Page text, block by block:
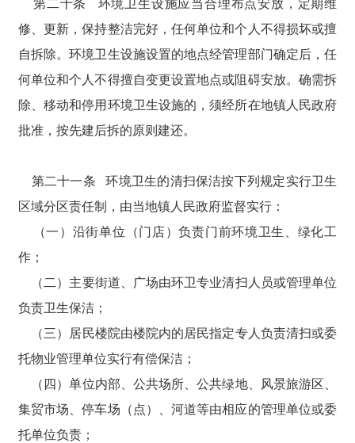
第二十条 环境卫生设施应当合理布点安放，定期维
修、更新，保持整洁完好，任何单位和个人不得损坏或擅
自拆除。环境卫生设施设置的地点经管理部门确定后，任
何单位和个人不得擅自变更设置地点或阻碍安放。确需拆
除、移动和停用环境卫生设施的，须经所在地镇人民政府
批准，按先建后拆的原则建还。
第二十一条 环境卫生的清扫保洁按下列规定实行卫生
区域分区责任制，由当地镇人民政府监督实行：
（一）沿街单位（门店）负责门前环境卫生、绿化工
作；
（二）主要街道、广场由环卫专业清扫人员或管理单位
负责卫生保洁；
（三）居民楼院由楼院内的居民指定专人负责清扫或委
托物业管理单位实行有偿保洁；
（四）单位内部、公共场所、公共绿地、风景旅游区、
集贸市场、停车场（点）、河道等由相应的管理单位或委
托单位负责；